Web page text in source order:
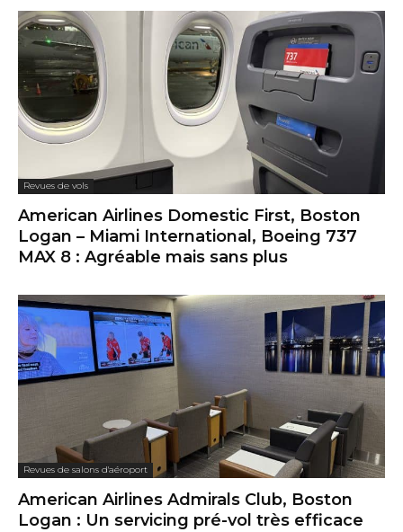
Revues de vols
American Airlines Domestic First, Boston
Logan – Miami International, Boeing 737
MAX 8 : Agréable mais sans plus
Revues de salons d'aéroport
American Airlines Admirals Club, Boston
Logan : Un servicing pré-vol très efficace